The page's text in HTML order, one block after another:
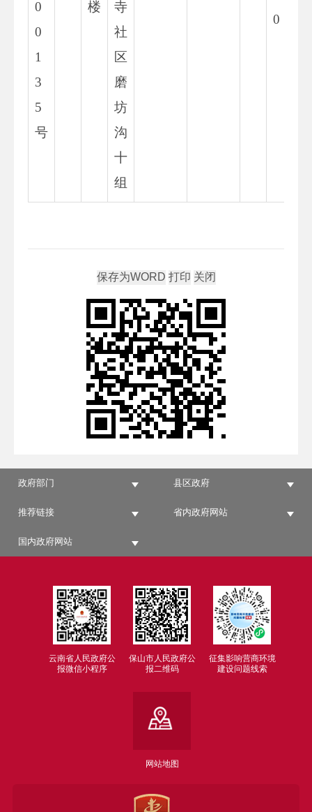
0
0
1
3
5
号
楼
寺
社
区
磨
坊
沟
十
组
0
政府部门 县区政府
推荐链接 省内政府网站
国内政府网站
云南省人民政府公
报微信小程序
保山市人民政府公
报二维码
征集影响营商环境
建设问题线索
网站地图